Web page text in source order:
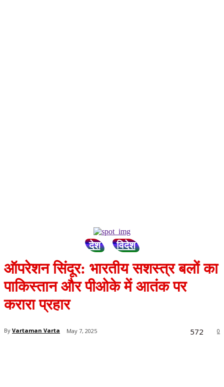
देश विदेश
ऑपरेशन सिंदूर: भारतीय सशस्त्र बलों का
पाकिस्तान और पीओके में आतंक पर
करारा प्रहार
By Vartaman Varta May 7, 2025 0
572